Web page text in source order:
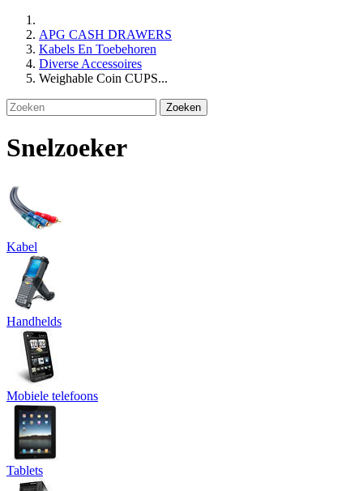
APG CASH DRAWERS
Kabels En Toebehoren
Diverse Accessoires
Weighable Coin CUPS...
Zoeken
Snelzoeker
Kabel
Handhelds
Mobiele telefoons
Tablets